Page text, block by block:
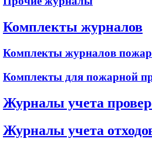
Комплекты журналов
Комплекты журналов
Комплекты для пожарной
Журналы учета
Журналы учета